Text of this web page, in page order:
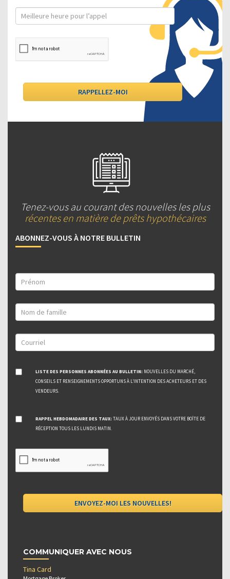
Tenez-vous au courant des nouvelles les plus
récentes en matière de prêts hypothécaires
ABONNEZ-VOUS À NOTRE BULLETIN
LISTE DES PERSONNES ABONNÉES AU BULLETIN: NOUVELLES DU MARCHÉ,
CONSEILS ET RENSEIGNEMENTS OPPORTUNS À L’INTENTION DES ACHETEURS ET DES
VENDEURS.
RAPPEL HEBDOMADAIRE DES TAUX: TAUX À JOUR ENVOYÉS DANS VOTRE BOÎTE DE
RÉCEPTION TOUS LES LUNDIS MATIN.
COMMUNIQUER AVEC NOUS
Tina Card